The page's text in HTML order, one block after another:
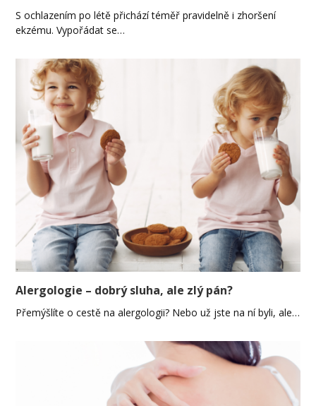
S ochlazením po létě přichází téměř pravidelně i zhoršení
ekzému. Vypořádat se…
Alergologie – dobrý sluha, ale zlý pán?
Přemýšlíte o cestě na alergologii? Nebo už jste na ní byli, ale…